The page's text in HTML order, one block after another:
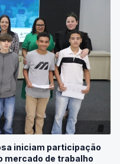
iniciam participação
mercado de trabalho